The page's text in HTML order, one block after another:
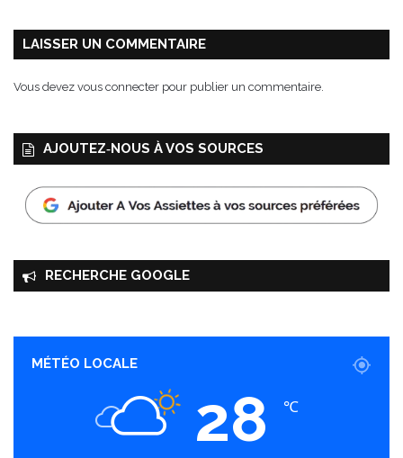
LAISSER UN COMMENTAIRE
Vous devez vous connecter pour publier un commentaire.
AJOUTEZ‑NOUS À VOS SOURCES
RECHERCHE GOOGLE
MÉTÉO LOCALE
28 ℃